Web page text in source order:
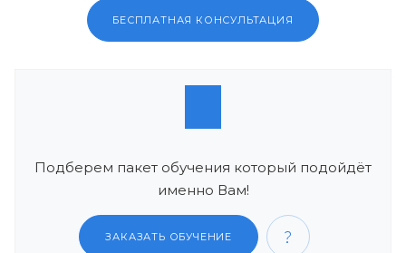
БЕСПЛАТНАЯ КОНСУЛЬТАЦИЯ
Подберем пакет обучения который подойдёт
именно Вам!
ЗАКАЗАТЬ ОБУЧЕНИЕ